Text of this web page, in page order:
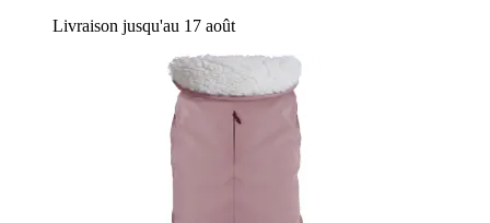
Livraison jusqu'au 17 août